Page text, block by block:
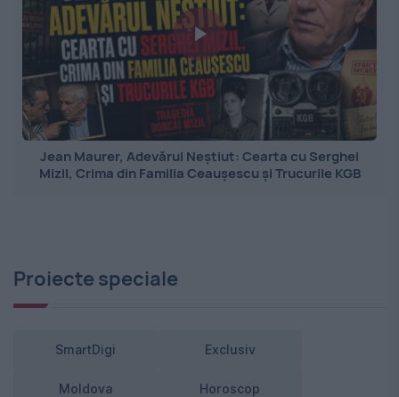
Jean Maurer, Adevărul Neștiut: Cearta cu Serghei
Mizil, Crima din Familia Ceaușescu și Trucurile KGB
Proiecte speciale
SmartDigi Exclusiv
Moldova Horoscop